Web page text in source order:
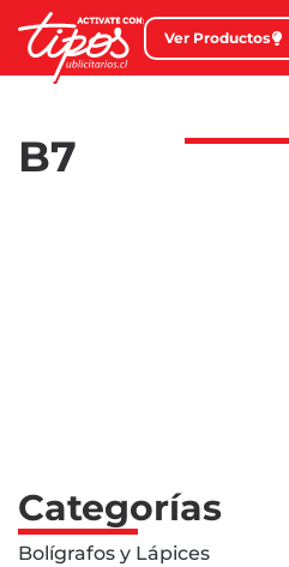
Ver Productos
B7
Categorías
Bolígrafos y Lápices